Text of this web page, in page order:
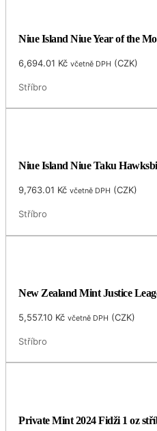
Niue Island Niue Year of the
6,694.01 Kč včetně DPH (CZK)
Stříbro
Niue Island Niue Taku
9,763.01 Kč včetně DPH (CZK)
Stříbro
New Zealand Mint Justice
5,557.10 Kč včetně DPH (CZK)
Stříbro
Private Mint 2024 Fidži 1 oz